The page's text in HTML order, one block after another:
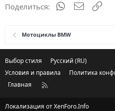
Поделиться: WhatsApp
Мотоциклы BMW
Выбор стиля
Русский (RU)
Условия и правила
Политика
Главная
R
Локализация отXenForo.Info